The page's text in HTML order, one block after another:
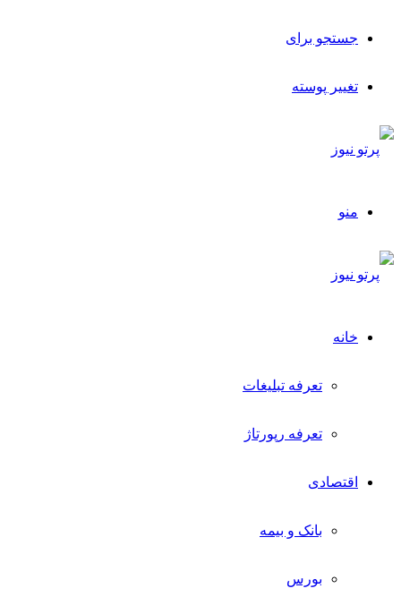
جستجو برای
تغییر پوسته
منو
خانه
تعرفه تبلیغات
تعرفه رپورتاژ
اقتصادی
بانک و بیمه
بورس